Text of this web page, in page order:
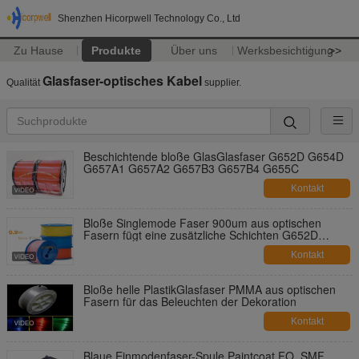
Shenzhen Hicorpwell Technology Co., Ltd
Zu Hause Produkte Über uns Werksbesichtigung>>
Qualität Glasfaser-optisches Kabel supplier.
Beschichtende bloße GlasGlasfaser G652D G654D
G657A1 G657A2 G657B3 G657B4 G655C
Kontakt
Bloße Singlemode Faser 900um aus optischen
Fasern fügt eine zusätzliche Schichten G652D
G657A1 G657A2 Inspektion für FO-Kabel-Produktion
Kontakt
Bloße helle PlastikGlasfaser PMMA aus optischen
Fasern für das Beleuchten der Dekoration
Kontakt
Blaue Einmodenfaser-Spule Paintcoat FO, SMF